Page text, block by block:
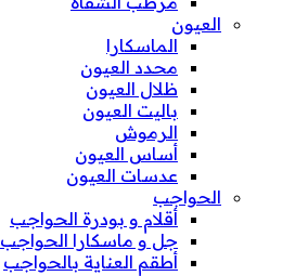
العيون
الماسكارا
محدد العيون
ظلال العيون
باليت العيون
الرموش
أساس العيون
عدسات العيون
الحواجب
أقلام و بودرة الحواجب
جل و ماسكارا الحواجب
أطقم العناية بالحواجب